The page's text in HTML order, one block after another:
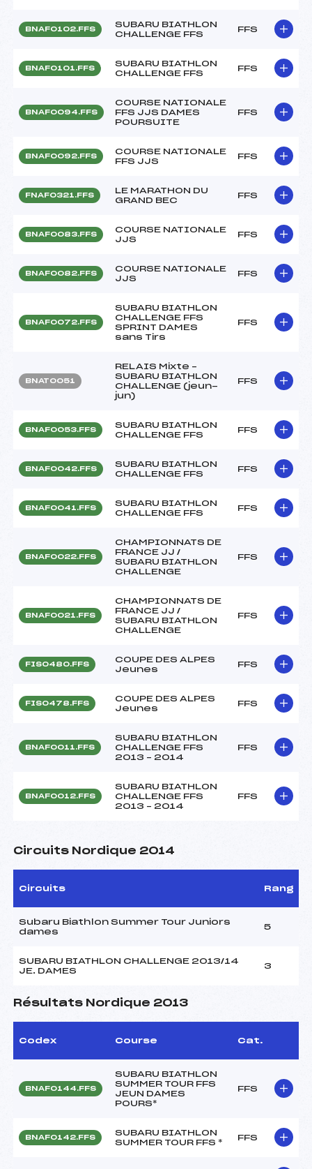
BNAF0102.FFS
SUBARU BIATHLON
CHALLENGE FFS
FFS
BNAF0101.FFS
SUBARU BIATHLON
CHALLENGE FFS
FFS
BNAF0094.FFS
COURSE NATIONALE
FFS JJS DAMES
POURSUITE
FFS
BNAF0092.FFS
COURSE NATIONALE
FFS JJS
FFS
FNAF0321.FFS
LE MARATHON DU
GRAND BEC
FFS
BNAF0083.FFS
COURSE NATIONALE
JJS
FFS
BNAF0082.FFS
COURSE NATIONALE
JJS
FFS
BNAF0072.FFS
SUBARU BIATHLON
CHALLENGE FFS
SPRINT DAMES
sans Tirs
FFS
BNAT0051
RELAIS Mixte –
SUBARU BIATHLON
CHALLENGE (jeun-
jun)
FFS
BNAF0053.FFS
SUBARU BIATHLON
CHALLENGE FFS
FFS
BNAF0042.FFS
SUBARU BIATHLON
CHALLENGE FFS
FFS
BNAF0041.FFS
SUBARU BIATHLON
CHALLENGE FFS
FFS
BNAF0022.FFS
CHAMPIONNATS DE
FRANCE JJ /
SUBARU BIATHLON
CHALLENGE
FFS
BNAF0021.FFS
CHAMPIONNATS DE
FRANCE JJ /
SUBARU BIATHLON
CHALLENGE
FFS
FIS0480.FFS
COUPE DES ALPES
Jeunes
FFS
FIS0478.FFS
COUPE DES ALPES
Jeunes
FFS
BNAF0011.FFS
SUBARU BIATHLON
CHALLENGE FFS
2013 – 2014
FFS
BNAF0012.FFS
SUBARU BIATHLON
CHALLENGE FFS
2013 – 2014
FFS
Circuits Nordique 2014
Circuits Rang
Subaru Biathlon Summer Tour Juniors
dames
5
SUBARU BIATHLON CHALLENGE 2013/14
JE. DAMES
3
Résultats Nordique 2013
Codex Course Cat.
BNAF0144.FFS
SUBARU BIATHLON
SUMMER TOUR FFS
JEUN DAMES
POURS*
FFS
BNAF0142.FFS
SUBARU BIATHLON
SUMMER TOUR FFS *
FFS